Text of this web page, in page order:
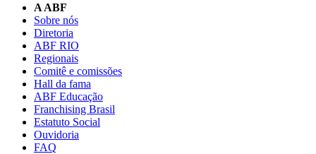
A ABF
Sobre nós
Diretoria
ABF RIO
Regionais
Comitê e comissões
Hall da fama
ABF Educação
Franchising Brasil
Estatuto Social
Ouvidoria
FAQ